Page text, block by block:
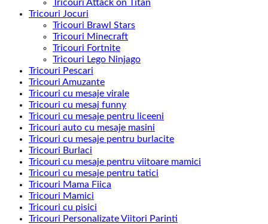
Tricouri Attack on Titan
Tricouri Jocuri
Tricouri Brawl Stars
Tricouri Minecraft
Tricouri Fortnite
Tricouri Lego Ninjago
Tricouri Pescari
Tricouri Amuzante
Tricouri cu mesaje virale
Tricouri cu mesaj funny
Tricouri cu mesaje pentru liceeni
Tricouri auto cu mesaje masini
Tricouri cu mesaje pentru burlacite
Tricouri Burlaci
Tricouri cu mesaje pentru viitoare mamici
Tricouri cu mesaje pentru tatici
Tricouri Mama Fiica
Tricouri Mamici
Tricouri cu pisici
Tricouri Personalizate Viitori Parinti